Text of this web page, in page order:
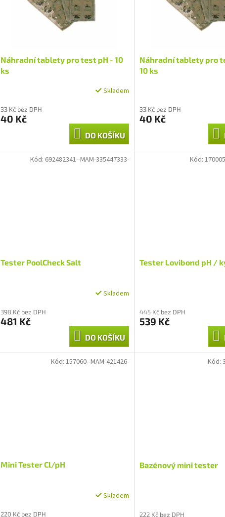
Náhradní tablety pro test pH - 10
ks
Skladem
33 Kč bez DPH
40 Kč
DO KOŠÍKU
Náhradní tablety pro
10 ks
33 Kč bez DPH
40 Kč
Tester PoolCheck Salt
Skladem
398 Kč bez DPH
481 Kč
DO KOŠÍKU
Kód: 692482341--MAM-335447333-
Tester Lovibond pH /
445 Kč bez DPH
539 Kč
Kód:
Mini Tester Cl/pH
Skladem
220 Kč bez DPH
Kód: 157060--MAM-421426-
Bazénový mini tester
222 Kč bez DPH
Kód: